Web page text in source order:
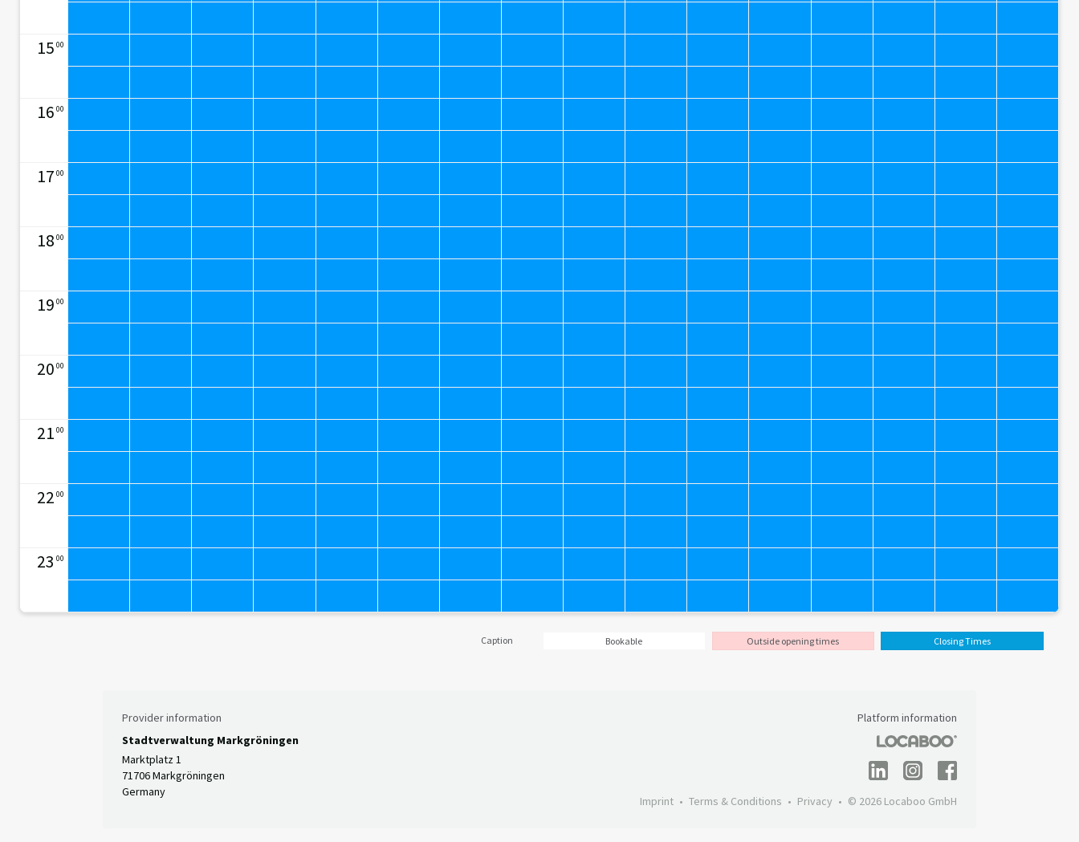
15 00
16 00
17 00
18 00
19 00
20 00
21 00
22 00
23 00
Caption Bookable Outside opening times Closing Times
Provider information
Stadtverwaltung Markgröningen
Marktplatz 1
71706 Markgröningen
Germany
Platform information
Imprint Terms & Conditions Privacy © 2026 Locaboo GmbH